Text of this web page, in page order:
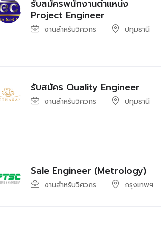
รับสมัครพนักงานตำแหน่ง
Project Engineer
งานสำหรับวิศวกร ปทุมธานี
รับสมัคร Quality Engineer
งานสำหรับวิศวกร ปทุมธานี
Sale Engineer (Metrology)
งานสำหรับวิศวกร กรุงเทพฯ